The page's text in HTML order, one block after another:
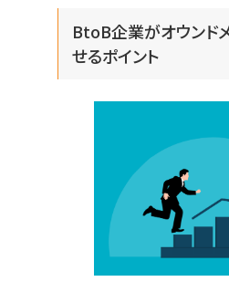
BtoB企業がオウンド
せるポイント